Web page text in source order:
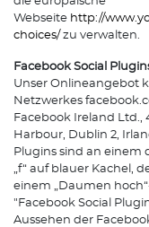
Webseite http://
choices/ zu verwalten.
Facebook Social
Unser Onlineangebot
Netzwerkes
Facebook Ireland Ltd.,
Harbour, Dublin 2,
Plugins sind an einem
„f“ auf blauer Kachel,
einem „Daumen
"Facebook Social
Aussehen der